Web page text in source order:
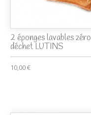
2 éponges lavables zéro
déchet LUTINS
10,00 €